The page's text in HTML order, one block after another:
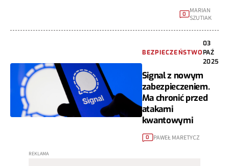
0 MARIAN
SZUTIAK
BEZPIECZEŃSTWO
03
PAŹ
2025
Signal z nowym
zabezpieczeniem.
Ma chronić przed
atakami
kwantowymi
0 PAWEŁ MARETYCZ